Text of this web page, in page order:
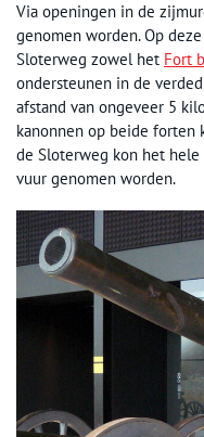
Via openingen in de
genomen worden. Op
Sloterweg zowel het Fort
ondersteunen in de
afstand van ongeveer 5
kanonnen op beide forten
de Sloterweg kon het
vuur genomen worden.